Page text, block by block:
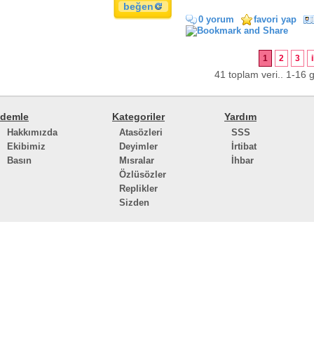
beğen
0 yorum favori yap
1 2 3
41 toplam veri.. 1-16
demle
Hakkımızda
Ekibimiz
Basın
Kategoriler
Atasözleri
Deyimler
Mısralar
Özlüsözler
Replikler
Sizden
Yardım
SSS
İrtibat
İhbar